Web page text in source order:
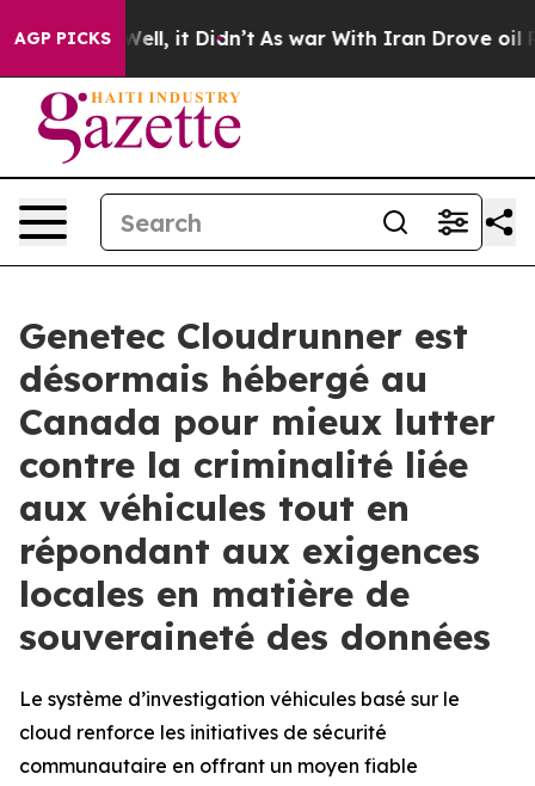
AGP PICKS
Well, it Didn’t As war With Iran Drove oil Prices
Genetec Cloudrunner est
désormais hébergé au
Canada pour mieux lutter
contre la criminalité liée
aux véhicules tout en
répondant aux exigences
locales en matière de
souveraineté des données
Le système d’investigation véhicules basé sur le
cloud renforce les initiatives de sécurité
communautaire en offrant un moyen fiable